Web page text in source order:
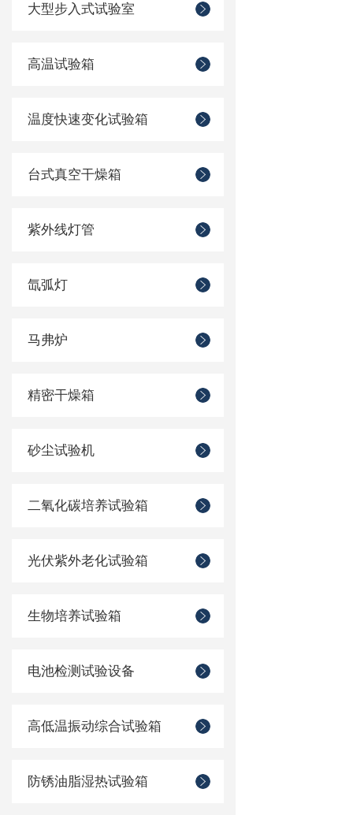
大型步入式试验室
高温试验箱
温度快速变化试验箱
台式真空干燥箱
紫外线灯管
氙弧灯
马弗炉
精密干燥箱
砂尘试验机
二氧化碳培养试验箱
光伏紫外老化试验箱
生物培养试验箱
电池检测试验设备
高低温振动综合试验箱
防锈油脂湿热试验箱